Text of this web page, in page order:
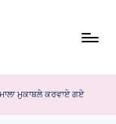
ਮੁਕਾਬਲੇ ਕਰਵਾਏ ਗਏ